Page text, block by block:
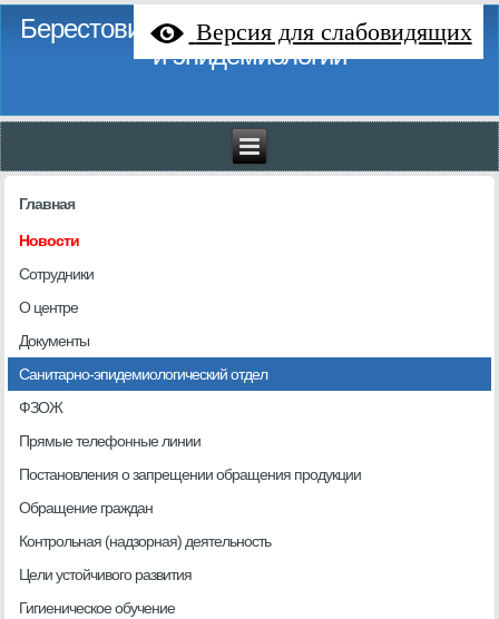
Версия для слабовидящих
Берестовицкий районный центр гигиены
и эпидемиологии
Главная
Новости
Сотрудники
О центре
Документы
Санитарно-эпидемиологический отдел
ФЗОЖ
Прямые телефонные линии
Постановления о запрещении обращения продукции
Обращение граждан
Контрольная (надзорная) деятельность
Цели устойчивого развития
Гигиеническое обучение